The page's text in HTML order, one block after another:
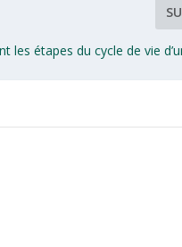
les étapes du cycle de vie